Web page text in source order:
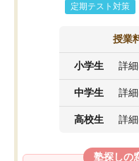
定期テスト対策
授業
小学生 詳
中学生 詳
高校生 詳
塾探しの